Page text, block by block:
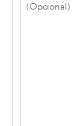
(Opcional)